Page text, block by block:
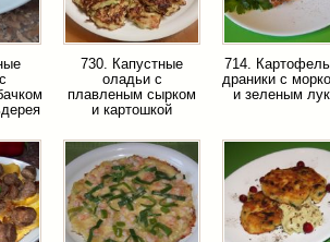
730. Капустные
оладьи с
плавленым сырком
и картошкой
714.
драники с
и зеленым